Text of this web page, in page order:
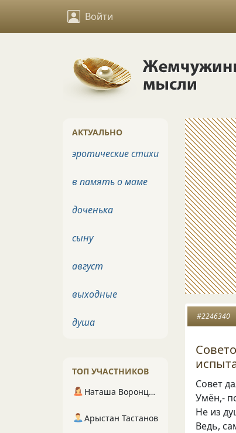
Войти
#2246340
Совет
Умён,-
Не из
Ведь,
АКТУАЛЬНО
эротические стихи
в память о маме
доченька
сыну
август
выходные
душа
ТОП УЧАСТНИКОВ
Наташа Воронцова
Арыстан Тастанов